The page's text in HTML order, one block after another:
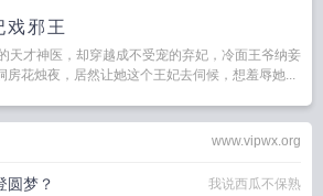
戏邪王
天才神医，却穿越成不受宠的弃妃，冷面王爷纳妾
房花烛夜，居然让她这个王妃去伺候，想羞辱她...
www.vipwx.org
圆梦？ 我说西瓜不保熟